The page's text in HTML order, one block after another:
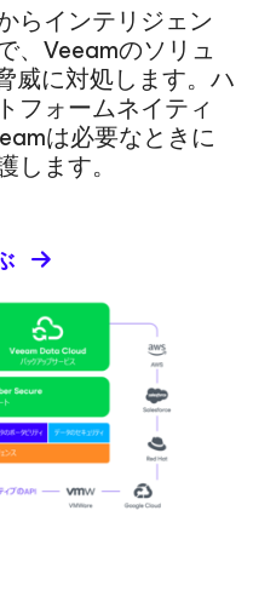
らインテリジェン
、Veeamのソリュ
威に対処します。ハ
フォームネイティ
は必要なときに
ます。